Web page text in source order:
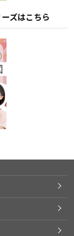
ズはこちら